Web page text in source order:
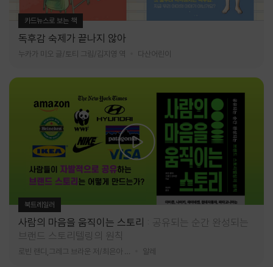
카드뉴스로 보는 책
독후감 숙제가 끝나지 않아
누카가 미오 글/토티 그림/김지영 역 다산어린이
북트레일러
사람의 마음을 움직이는 스토리
공유되는 순간 완성되는
브랜드 스토리텔링의 원칙
알레